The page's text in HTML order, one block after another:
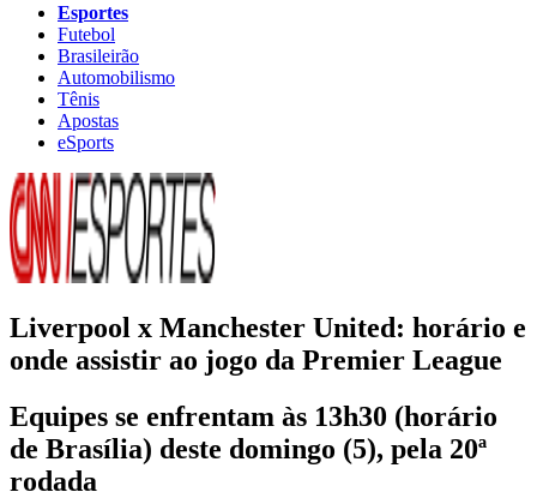
Esportes
Futebol
Brasileirão
Automobilismo
Tênis
Apostas
eSports
Liverpool x Manchester United: horário e
onde assistir ao jogo da Premier League
Equipes se enfrentam às 13h30 (horário
de Brasília) deste domingo (5), pela 20ª
rodada